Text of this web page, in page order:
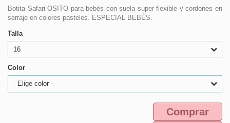
Botita Safari OSITO para bebés con suela super flexible y cordones en
serraje en colores pasteles. ESPECIAL BEBÉS.
Talla
16
Color
- Elige color -
Comprar